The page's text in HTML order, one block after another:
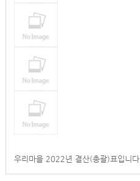
우리마을 2022년 결산(총괄)표입니다.